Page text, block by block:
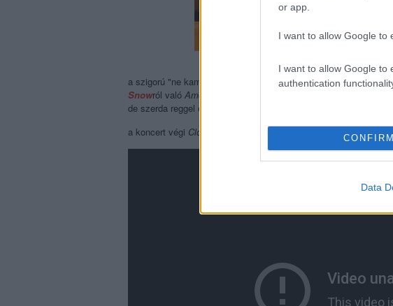
or app.
I want to allow Google to
I want to allow Google to
authentication
CONFIRM
Data
a szigorú "ne kamerázz!" szabály ellenére természetesen
Snowról való Among Angels
de szerda reggel eltávolította a feltöltő azt,
a koncert végi Cloudbusting zárlata viszont még látható itt is: